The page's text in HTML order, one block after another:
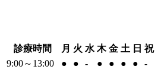
診療時間 月 火 水 木 金 土 日 祝
9:00～13:00
● ● - ● ● ● ●
-